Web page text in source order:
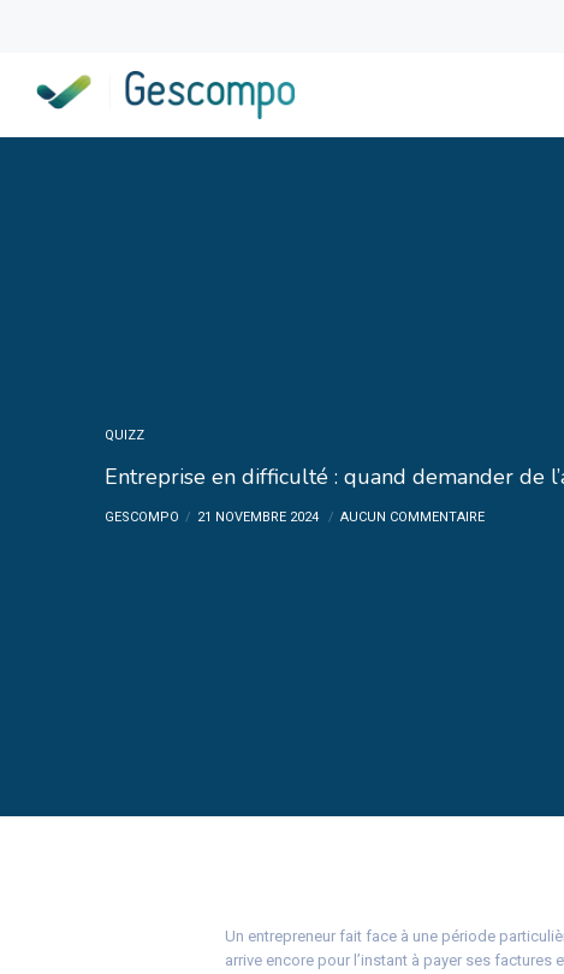
QUIZZ
Entreprise en difficulté : quand demander de
GESCOMPO 21 NOVEMBRE 2024 AUCUN COMMENTAIRE
Un entrepreneur fait face à une période
arrive encore pour l’instant à payer ses